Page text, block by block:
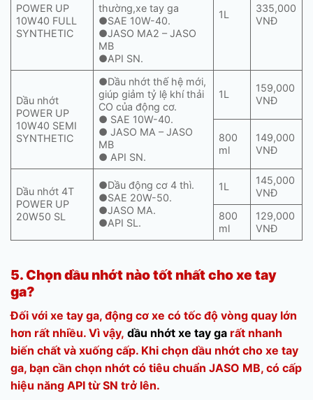
POWER UP
10W40 FULL
SYNTHETIC
thường,xe tay ga
●SAE 10W-40.
●JASO MA2 – JASO
MB
●API SN.
1L
335,000
VNĐ
Dầu nhớt
POWER UP
10W40 SEMI
SYNTHETIC
●Dầu nhớt thế hệ mới,
giúp giảm tỷ lệ khí thải
CO của động cơ.
● SAE 10W-40.
● JASO MA – JASO
MB
● API SN.
1L
159,000
VNĐ
800
ml
149,000
VNĐ
Dầu nhớt 4T
POWER UP
20W50 SL
●Dầu động cơ 4 thì.
●SAE 20W-50.
●JASO MA.
●API SL.
1L
145,000
VNĐ
800
ml
129,000
VNĐ
5. Chọn dầu nhớt nào tốt nhất cho xe tay
ga?
Đối với xe tay ga, động cơ xe có tốc độ vòng quay lớn
hơn rất nhiều. Vì vậy, dầu nhớt xe tay ga rất nhanh
biến chất và xuống cấp. Khi chọn dầu nhớt cho xe tay
ga, bạn cần chọn nhớt có tiêu chuẩn JASO MB, có cấp
hiệu năng API từ SN trở lên.